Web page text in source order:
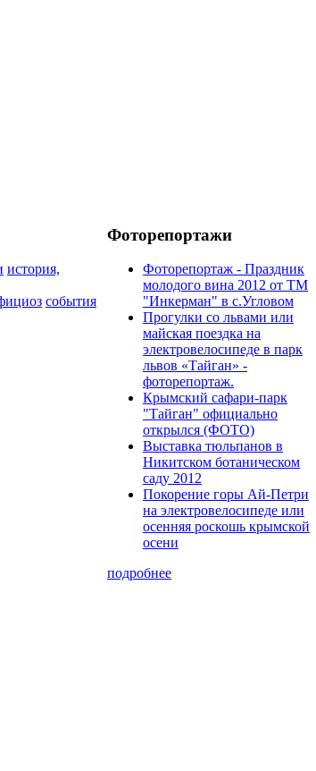
история,
события
Фоторепортажи
Фоторепортаж - Праздник
молодого вина 2012 от ТМ
"Инкерман" в с.Угловом
Прогулки cо львами или
майская поездка на
электровелосипеде в парк
львов «Тайган» -
фоторепортаж.
Крымский сафари-парк
"Тайган" официально
открылся (ФОТО)
Выставка тюльпанов в
Никитском ботаническом
саду 2012
Покорение горы Ай-Петри
на электровелосипеде или
осенняя роскошь крымской
осени
подробнее